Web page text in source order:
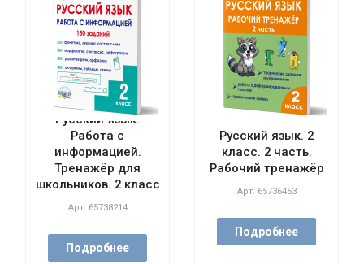
Русский язык.
Работа с
информацией.
Тренажёр для
школьников. 2 класс
Арт. 65738214
Подробнее
Русский язык. 2
класс. 2 часть.
Рабочий тренажёр
Арт. 65736453
Подробнее